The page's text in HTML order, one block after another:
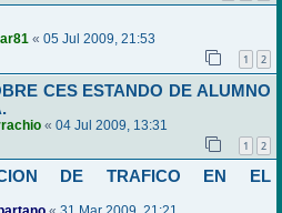
« 05 Jul 2009, 21:53
1 2
CES ESTANDO DE ALUMNO
« 04 Jul 2009, 13:31
1 2
DE TRAFICO EN EL